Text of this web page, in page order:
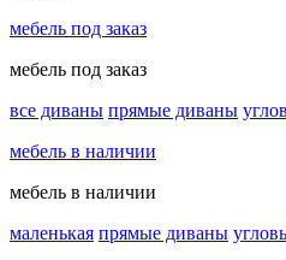
мебель под заказ
мебель под заказ
все диваны прямые диваны
мебель в наличии
мебель в наличии
маленькая прямые диваны